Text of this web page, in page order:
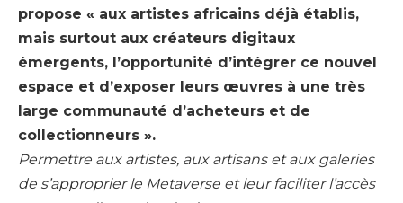
propose « aux artistes africains déjà établis,
mais surtout aux créateurs digitaux
émergents, l’opportunité d’intégrer ce nouvel
espace et d’exposer leurs œuvres à une très
large communauté d’acheteurs et de
collectionneurs ».
Permettre aux artistes, aux artisans et aux galeries
de s’approprier le Metaverse et leur faciliter l’accès